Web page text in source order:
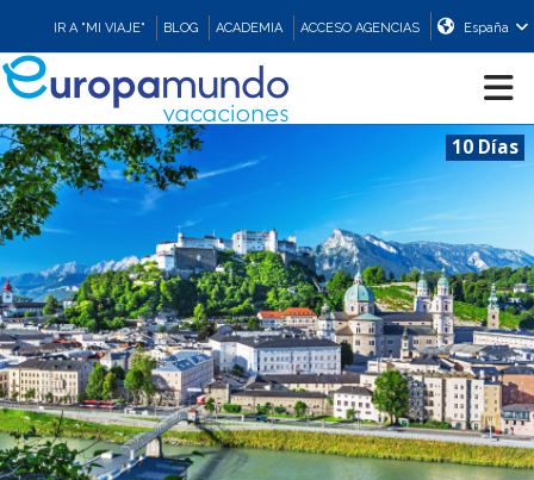
IR A "MI VIAJE" BLOG ACADEMIA ACCESO AGENCIAS España
CRUCEROS
EUROPA
ASIA
ORIENTE
PROMOCIONES
10 Días